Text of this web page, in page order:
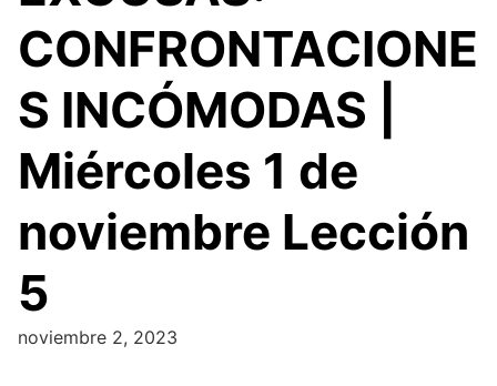
CONFRONTACIONE
S INCÓMODAS |
Miércoles 1 de
noviembre Lección
5
noviembre 2, 2023